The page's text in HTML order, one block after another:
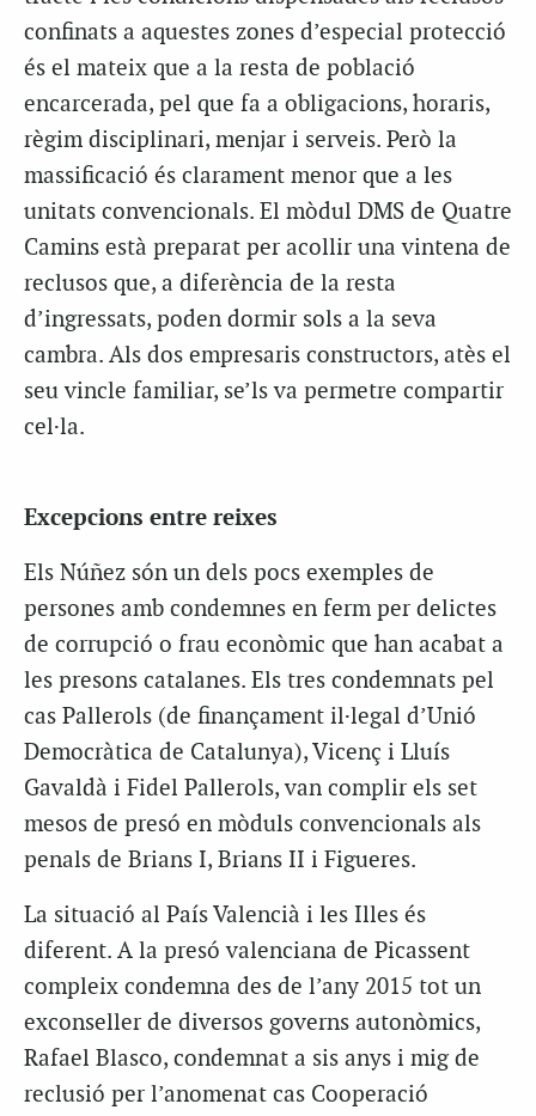
confinats a aquestes zones d’especial protecció
és el mateix que a la resta de població
encarcerada, pel que fa a obligacions, horaris,
règim disciplinari, menjar i serveis. Però la
massificació és clarament menor que a les
unitats convencionals. El mòdul DMS de Quatre
Camins està preparat per acollir una vintena de
reclusos que, a diferència de la resta
d’ingressats, poden dormir sols a la seva
cambra. Als dos empresaris constructors, atès el
seu vincle familiar, se’ls va permetre compartir
cel·la.
Excepcions entre reixes
Els Núñez són un dels pocs exemples de
persones amb condemnes en ferm per delictes
de corrupció o frau econòmic que han acabat a
les presons catalanes. Els tres condemnats pel
cas Pallerols (de finançament il·legal d’Unió
Democràtica de Catalunya), Vicenç i Lluís
Gavaldà i Fidel Pallerols, van complir els set
mesos de presó en mòduls convencionals als
penals de Brians I, Brians II i Figueres.
La situació al País Valencià i les Illes és
diferent. A la presó valenciana de Picassent
compleix condemna des de l’any 2015 tot un
exconseller de diversos governs autonòmics,
Rafael Blasco, condemnat a sis anys i mig de
reclusió per l’anomenat cas Cooperació